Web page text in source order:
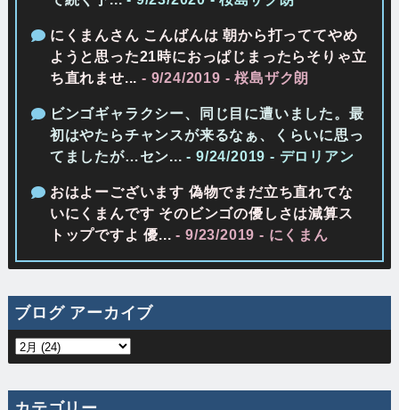
にくまんさん こんばんは 朝から打っててやめ
ようと思った21時におっぱじまったらそりゃ立
ち直れませ... - 9/24/2019 - 桜島ザク朗
ビンゴギャラクシー、同じ目に遭いました。最
初はやたらチャンスが来るなぁ、くらいに思っ
てましたが…セン... - 9/24/2019 - デロリアン
おはよーございます 偽物でまだ立ち直れてな
いにくまんです そのビンゴの優しさは減算ス
トップですよ 優... - 9/23/2019 - にくまん
ブログ アーカイブ